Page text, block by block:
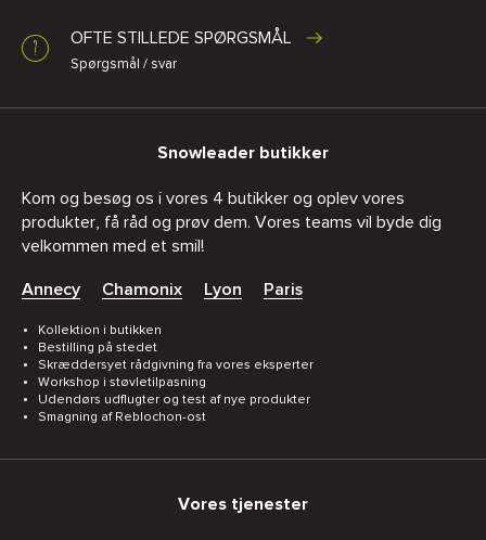
OFTE STILLEDE SPØRGSMÅL
Spørgsmål / svar
Snowleader butikker
Kom og besøg os i vores 4 butikker og oplev vores
produkter, få råd og prøv dem. Vores teams vil byde dig
velkommen med et smil!
Annecy Chamonix Lyon Paris
Kollektion i butikken
Bestilling på stedet
Skræddersyet rådgivning fra vores eksperter
Workshop i støvletilpasning
Udendørs udflugter og test af nye produkter
Smagning af Reblochon-ost
Vores tjenester